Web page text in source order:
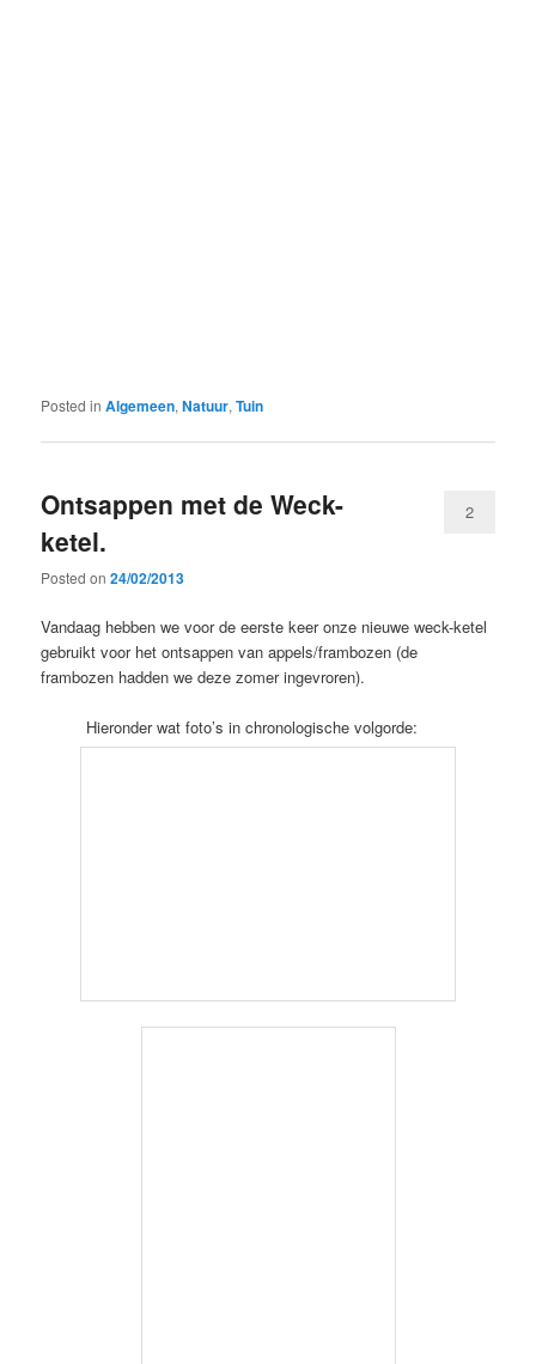
Posted in Algemeen,Natuur,Tuin
Ontsappen met de Weck-
ketel.
Posted on24/02/2013
2
Vandaag hebben we voor de eerste keer onze nieuwe weck-ketel
gebruikt voor het ontsappen van appels/frambozen (de
frambozen hadden we deze zomer ingevroren).
Hieronder wat foto’s in chronologische volgorde: